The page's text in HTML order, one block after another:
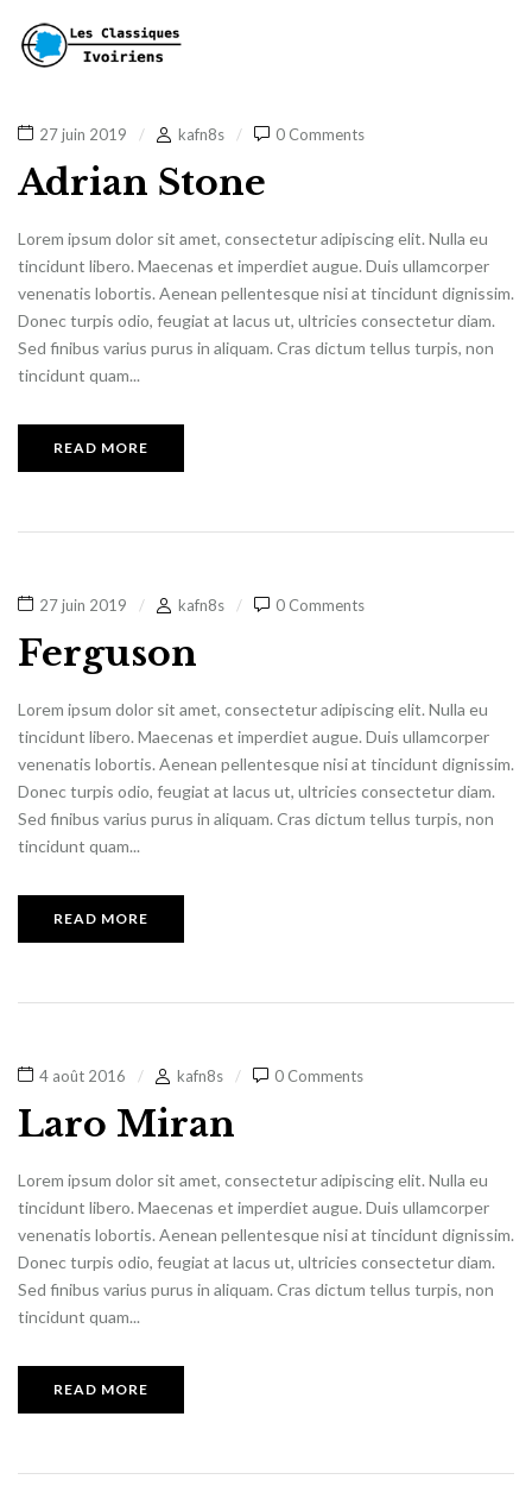
27 juin 2019 kafn8s 0 Comments
Adrian Stone
Lorem ipsum dolor sit amet, consectetur adipiscing elit. Nulla eu
tincidunt libero. Maecenas et imperdiet augue. Duis ullamcorper
venenatis lobortis. Aenean pellentesque nisi at tincidunt dignissim.
Donec turpis odio, feugiat at lacus ut, ultricies consectetur diam.
Sed finibus varius purus in aliquam. Cras dictum tellus turpis, non
tincidunt quam...
READ MORE
27 juin 2019 kafn8s 0 Comments
Ferguson
Lorem ipsum dolor sit amet, consectetur adipiscing elit. Nulla eu
tincidunt libero. Maecenas et imperdiet augue. Duis ullamcorper
venenatis lobortis. Aenean pellentesque nisi at tincidunt dignissim.
Donec turpis odio, feugiat at lacus ut, ultricies consectetur diam.
Sed finibus varius purus in aliquam. Cras dictum tellus turpis, non
tincidunt quam...
READ MORE
4 août 2016 kafn8s 0 Comments
Laro Miran
Lorem ipsum dolor sit amet, consectetur adipiscing elit. Nulla eu
tincidunt libero. Maecenas et imperdiet augue. Duis ullamcorper
venenatis lobortis. Aenean pellentesque nisi at tincidunt dignissim.
Donec turpis odio, feugiat at lacus ut, ultricies consectetur diam.
Sed finibus varius purus in aliquam. Cras dictum tellus turpis, non
tincidunt quam...
READ MORE